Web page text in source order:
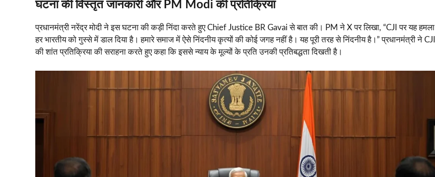
घटना की विस्तृत जानकारी और PM Modi की प्रतिक्रिया
प्रधानमंत्री नरेंद्र मोदी ने इस घटना की कड़ी निंदा करते हुए Chief Justice BR Gavai से बात की। PM ने X पर लिखा, “CJI पर यह हमला
हर भारतीय को गुस्से में डाल दिया है। हमारे समाज में ऐसे निंदनीय कृत्यों की कोई जगह नहीं है। यह पूरी तरह से निंदनीय है।” प्रधानमंत्री ने CJI
की शांत प्रतिक्रिया की सराहना करते हुए कहा कि इससे न्याय के मूल्यों के प्रति उनकी प्रतिबद्धता दिखती है।